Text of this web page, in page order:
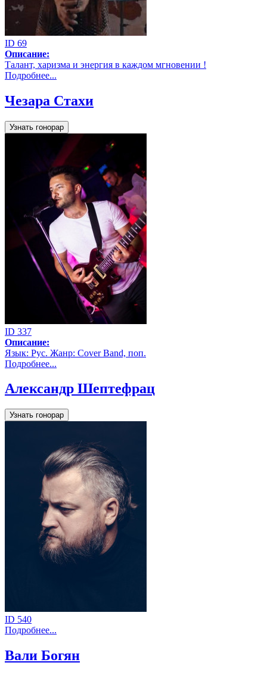
ID 69
Описание:
Талант, харизма и энергия в каждом мгновении !
Подробнее...
Чезара Стахи
Узнать гонорар
ID 337
Описание:
Язык: Рус. Жанр: Cover Band, поп.
Подробнее...
Александр Шептефрац
Узнать гонорар
ID 540
Подробнее...
Вали Богян